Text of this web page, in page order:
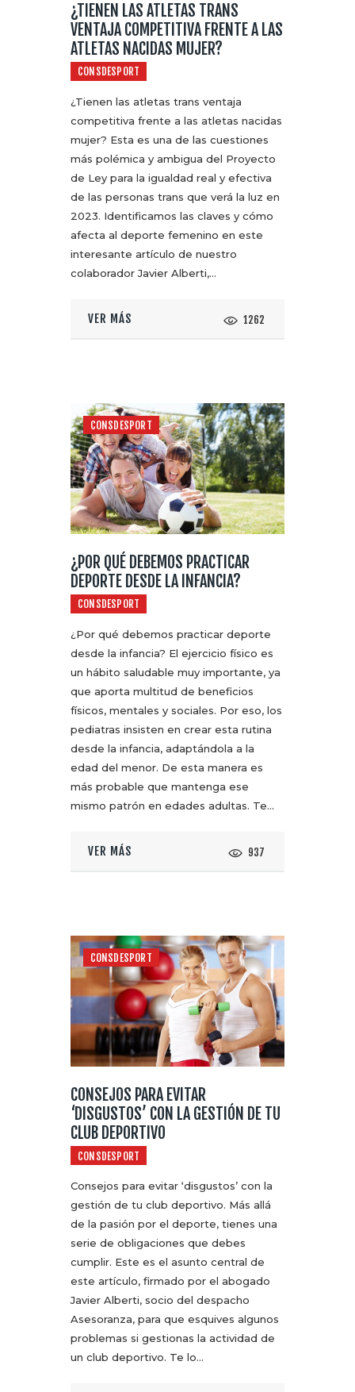
¿TIENEN LAS ATLETAS TRANS
VENTAJA COMPETITIVA FRENTE A LAS
ATLETAS NACIDAS MUJER?
CONSDESPORT
¿Tienen las atletas trans ventaja
competitiva frente a las atletas nacidas
mujer? Esta es una de las cuestiones
más polémica y ambigua del Proyecto
de Ley para la igualdad real y efectiva
de las personas trans que verá la luz en
2023. Identificamos las claves y cómo
afecta al deporte femenino en este
interesante artículo de nuestro
colaborador Javier Alberti,…
VER MÁS 1262
CONSDESPORT
¿POR QUÉ DEBEMOS PRACTICAR
DEPORTE DESDE LA INFANCIA?
CONSDESPORT
¿Por qué debemos practicar deporte
desde la infancia? El ejercicio físico es
un hábito saludable muy importante, ya
que aporta multitud de beneficios
físicos, mentales y sociales. Por eso, los
pediatras insisten en crear esta rutina
desde la infancia, adaptándola a la
edad del menor. De esta manera es
más probable que mantenga ese
mismo patrón en edades adultas. Te…
VER MÁS 937
CONSDESPORT
CONSEJOS PARA EVITAR
‘DISGUSTOS’ CON LA GESTIÓN DE TU
CLUB DEPORTIVO
CONSDESPORT
Consejos para evitar ‘disgustos’ con la
gestión de tu club deportivo. Más allá
de la pasión por el deporte, tienes una
serie de obligaciones que debes
cumplir. Este es el asunto central de
este artículo, firmado por el abogado
Javier Alberti, socio del despacho
Asesoranza, para que esquives algunos
problemas si gestionas la actividad de
un club deportivo. Te lo…